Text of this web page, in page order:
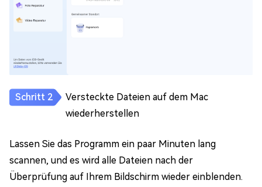
Versteckte Dateien auf dem Mac
wiederherstellen
Lassen Sie das Programm ein paar Minuten lang
scannen, und es wird alle Dateien nach der
Überprüfung auf Ihrem Bildschirm wieder einblenden.